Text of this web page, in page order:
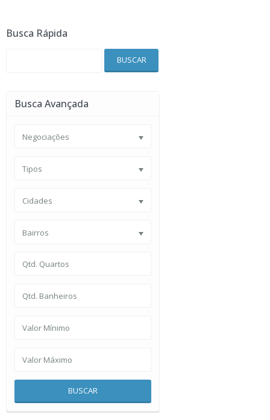
Busca Rápida
BUSCAR
Busca Avançada
Negociações
Tipos
Cidades
Bairros
BUSCAR